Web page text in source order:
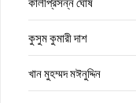
কুসুম কুমারী দাশ
খান মুহম্মদ মঈনুদ্দিন